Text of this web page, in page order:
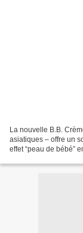
La nouvelle B.B.
asiatiques – offre un
effet “peau de bébé”